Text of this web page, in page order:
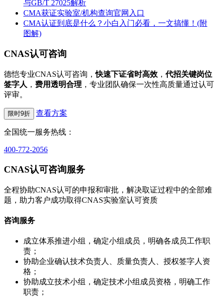
与GB/T 27025解析
CMA获证实验室/机构查询官网入口
CMA认证到底是什么？小白入门必看，一文搞懂！(附
图解)
CNAS认可咨询
德恺专业CNAS认可咨询，快速下证省时高效 ，代招关键岗位
签字人 ， 费用透明合理 ，专业团队确保一次性高质量通过认可
评审。
限时9折 查看方案
全国统一服务热线：
400-772-2056
CNAS认可咨询服务
全程协助CNAS认可的申报和审批，解决取证过程中的全部难
题，助力客户成功取得CNAS实验室认可资质
咨询服务
成立体系推进小组，确定小组成员，明确各成员工作职
责；
协助企业确认技术负责人、质量负责人、授权签字人资
格；
协助成立技术小组，确定技术小组成员资格，明确工作
职责；